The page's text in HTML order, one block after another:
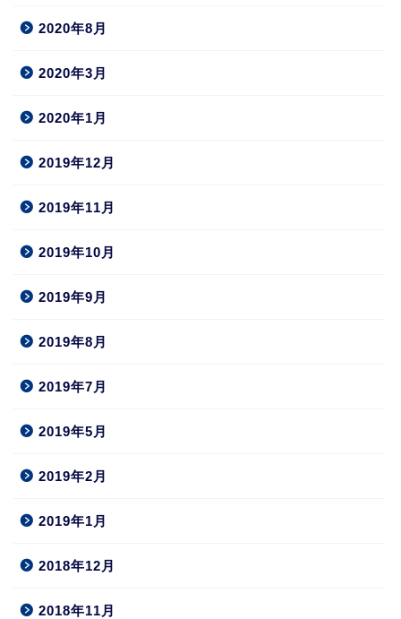
2020年8月
2020年3月
2020年1月
2019年12月
2019年11月
2019年10月
2019年9月
2019年8月
2019年7月
2019年5月
2019年2月
2019年1月
2018年12月
2018年11月